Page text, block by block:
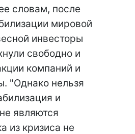
словам, после
мировой
инвесторы
свободно и
компаний и
"Однако нельзя
и
являются
из кризиса не